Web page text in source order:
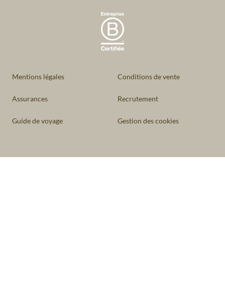
Mentions légales Conditions de vente
Assurances Recrutement
Guide de voyage Gestion des cookies